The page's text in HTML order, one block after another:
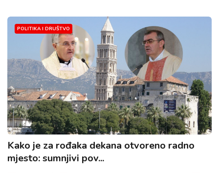
POLITIKA I DRUŠTVO
Kako je za rođaka dekana otvoreno radno
mjesto: sumnjivi pov...